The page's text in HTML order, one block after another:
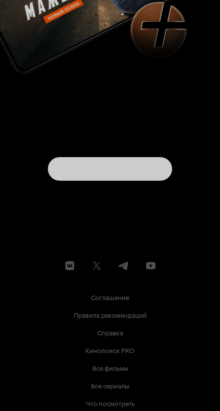
Соглашение
Правила рекомендаций
Справка
Кинопоиск PRO
Все фильмы
Все сериалы
Что посмотреть